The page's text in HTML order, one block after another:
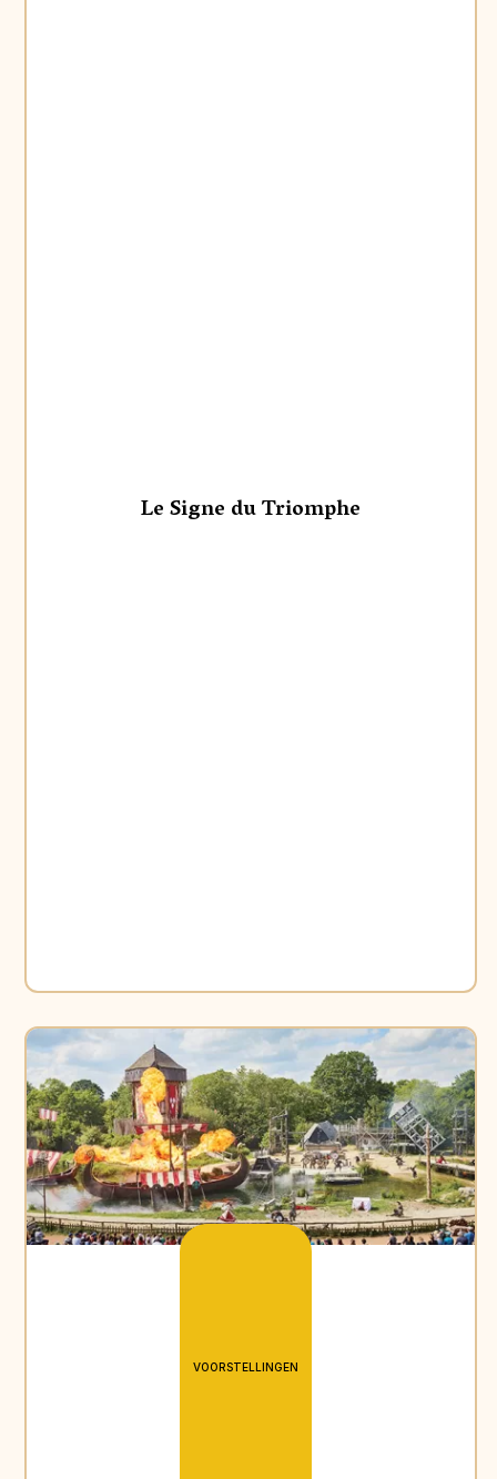
Le Signe du Triomphe
VOORSTELLINGEN